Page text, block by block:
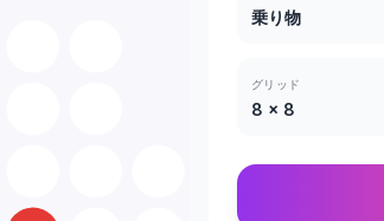
乗り物
グリッド
8 × 8